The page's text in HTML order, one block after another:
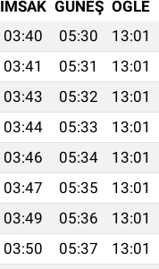
İMSAK GÜNEŞ ÖĞLE
03:40 05:30 13:01
03:41 05:31 13:01
03:43 05:32 13:01
03:44 05:33 13:01
03:46 05:34 13:01
03:47 05:35 13:01
03:49 05:36 13:01
03:50 05:37 13:01